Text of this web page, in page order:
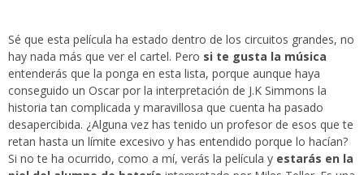
Sé que esta película ha estado dentro de los circuitos grandes, no
hay nada más que ver el cartel. Pero si te gusta la música
entenderás que la ponga en esta lista, porque aunque haya
conseguido un Oscar por la interpretación de J.K Simmons la
historia tan complicada y maravillosa que cuenta ha pasado
desapercibida. ¿Alguna vez has tenido un profesor de esos que te
retan hasta un límite excesivo y has entendido porque lo hacían?
Si no te ha ocurrido, como a mí, verás la película y estarás en la